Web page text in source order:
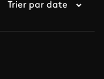
Trier par date